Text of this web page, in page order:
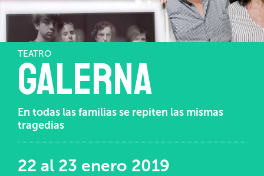
TEATRO
Galerna
En todas las familias se repiten las mismas
tragedias
22 al 23 enero 2019